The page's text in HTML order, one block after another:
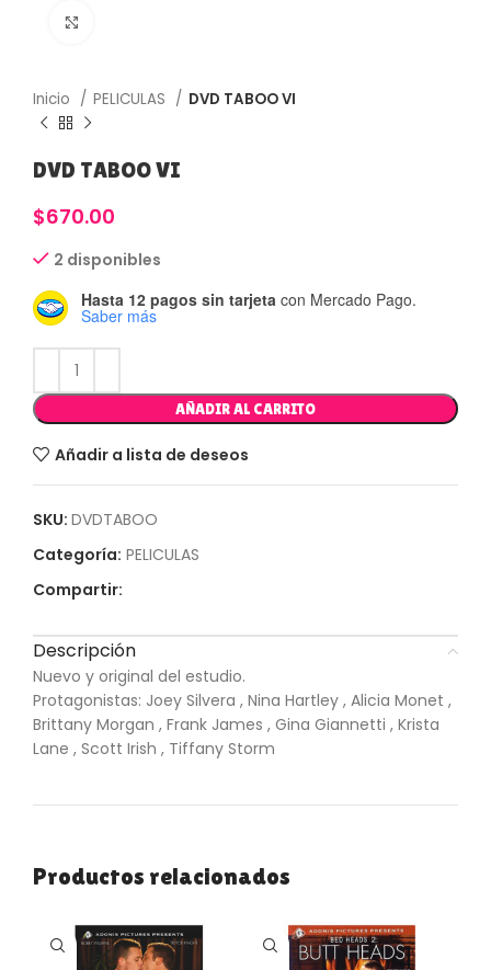
Inicio PELICULAS DVD TABOO VI
DVD TABOO VI
$670.00
2 disponibles
Hasta 12 pagos sin tarjeta con Mercado Pago.
Saber más
AÑADIR AL CARRITO
Añadir a lista de deseos
SKU: DVDTABOO
Categoría: PELICULAS
Compartir:
Descripción
Nuevo y original del estudio.
Protagonistas: Joey Silvera , Nina Hartley , Alicia Monet ,
Brittany Morgan , Frank James , Gina Giannetti , Krista
Lane , Scott Irish , Tiffany Storm
Productos relacionados